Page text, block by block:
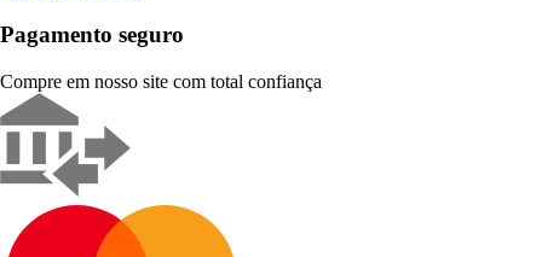
Pagamento seguro
Compre em nosso site com total confiança